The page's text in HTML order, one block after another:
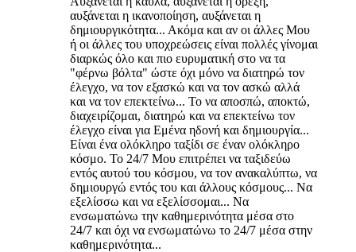
αυξάνεται η ικανοποίηση, αυξάνεται η
δημιουργικότητα... Ακόμα και αν οι άλλες Μου
ή οι άλλες του υποχρεώσεις είναι πολλές γίνομαι
διαρκώς όλο και πιο ευρυματική στο να τα
"φέρνω βόλτα" ώστε όχι μόνο να διατηρώ τον
έλεγχο, να τον εξασκώ και να τον ασκώ αλλά
και να τον επεκτείνω... Το να αποσπώ, αποκτώ,
διαχειρίζομαι, διατηρώ και να επεκτείνω τον
έλεγχο είναι για Εμένα ηδονή και δημιουργία...
Είναι ένα ολόκληρο ταξίδι σε έναν ολόκληρο
κόσμο. Το 24/7 Μου επιτρέπει να ταξιδεύω
εντός αυτού του κόσμου, να τον ανακαλύπτω, να
δημιουργώ εντός του και άλλους κόσμους... Να
εξελίσσω και να εξελίσσομαι... Να
ενσωματώνω την καθημερινότητα μέσα στο
24/7 και όχι να ενσωματώνω το 24/7 μέσα στην
καθημερινότητα...